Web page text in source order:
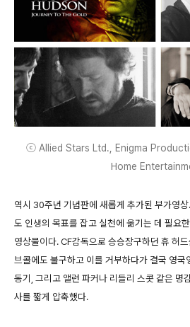
ⓒ Allied Stars Ltd., Enigma
Home
역시 30주년 기념판에 새롭게 추가된 부가영
도 인생의 목표를 잡고 실천에 옮기는 데 필요
영상물이다. CF감독으로 승승장구하던 휴 허
브콜에도 불구하고 이를 거부하다가 결국 영
동기, 그리고 앨런 파커나 리들리 스콧 같은 명
사를 짧게 압축했다.